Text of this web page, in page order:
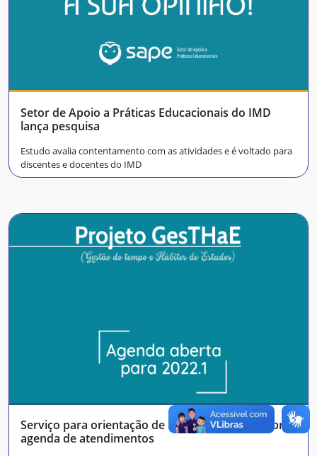
Setor de Apoio a Práticas Educacionais do IMD
lança pesquisa
Estudo avalia contentamento com as atividades e é voltado para
discentes e docentes do IMD
Serviço para orientação de rotinas de estudo abre
agenda de atendimentos